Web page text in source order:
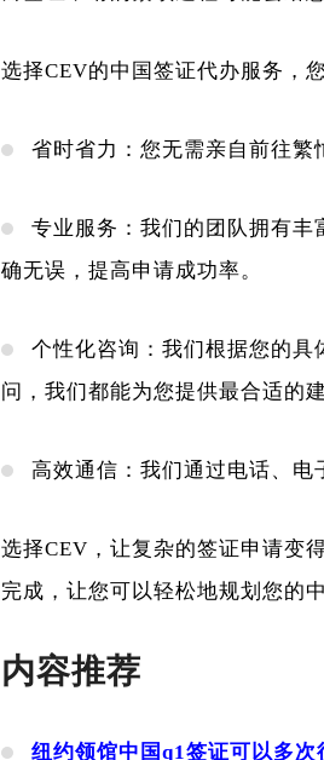
选择CEV的中国签证代办服务，
省时省力：您无需亲自前往繁
专业服务：我们的团队拥有
确无误，提高申请成功率。
个性化咨询：我们根据您的
问，我们都能为您提供最合适的
高效通信：我们通过电话、电
选择CEV，让复杂的签证申请变
完成，让您可以轻松地规划您的
内容推荐
纽约领馆中国q1签证可以多次